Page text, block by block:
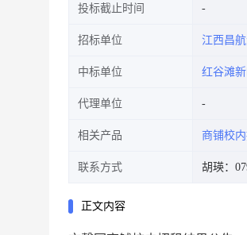
投标截止时间
招标单位 江西昌
中标单位 红谷滩
代理单位
相关产品 商铺校内
联系方式 胡瑛：
正文内容